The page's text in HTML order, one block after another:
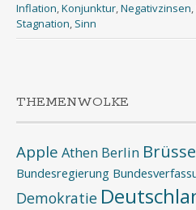
Inflation,Konjunktur,Negativzinsen,
Stagnation, Sinn
THEMENWOLKE
Apple Athen Berlin
Bundesregierung
Demokratie